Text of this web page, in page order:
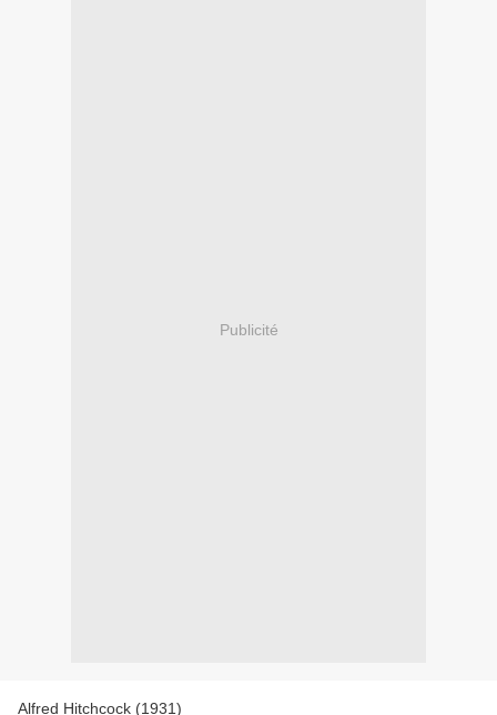
Publicité
Alfred Hitchcock (1931)